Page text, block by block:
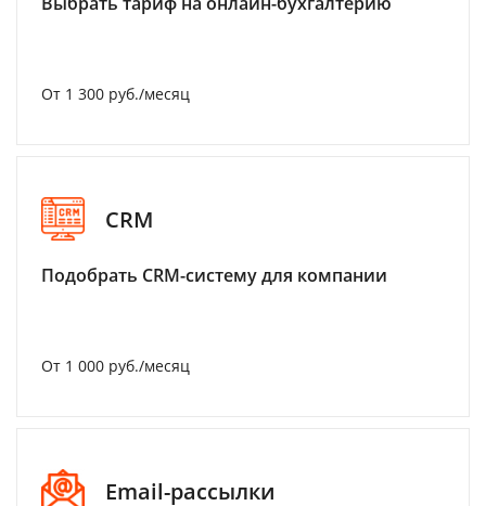
От 1 300 руб./месяц
CRM
Подобрать CRM-систему для компании
От 1 000 руб./месяц
Email-рассылки